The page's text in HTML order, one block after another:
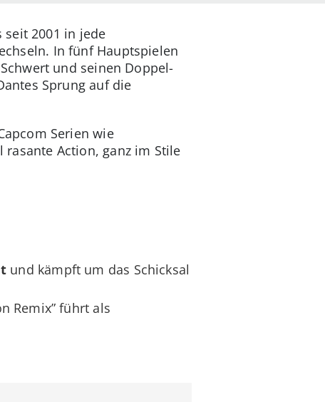
seit 2001 in jede
In fünf Hauptspielen
und seinen Doppel-
Sprung auf die
Serien wie
rasante Action, ganz im Stile
und kämpft um das Schicksal
Remix” führt als